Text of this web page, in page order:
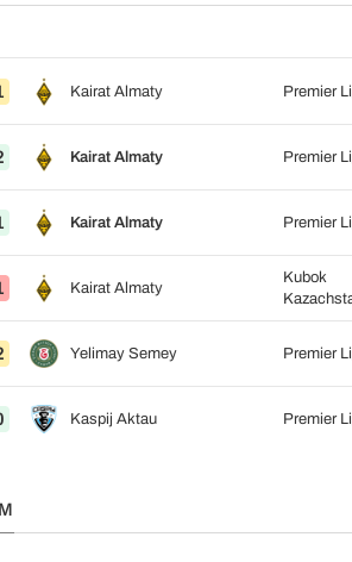
Kairat Almaty Premier
Kairat Almaty Premier
Kairat Almaty Premier
Kairat Almaty
Kubok
Yelimay Semey Premier
Kaspij Aktau Premier